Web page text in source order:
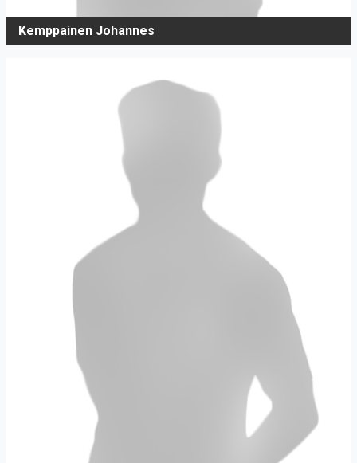
Kemppainen Johannes